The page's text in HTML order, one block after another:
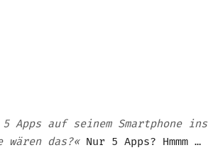
5 Apps auf seinem Smartphone
das?«Nur 5 Apps? Hmmm …